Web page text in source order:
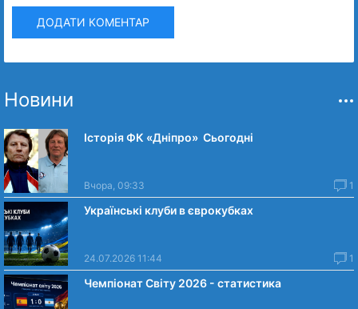
ДОДАТИ КОМЕНТАР
Новини
Історія ФК «Дніпро» Сьогодні
Вчора, 09:33 1
Українські клуби в єврокубках
24.07.2026 11:44 1
Чемпіонат Світу 2026 - статистика